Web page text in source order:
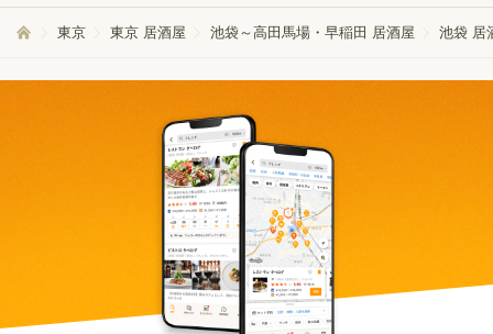
東京 東京 居酒屋 池袋～高田馬場・早稲田 居酒屋 池袋 居